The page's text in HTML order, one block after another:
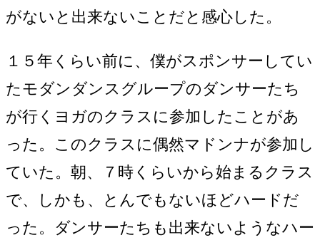
がないと出来ないことだと感心した。
１５年くらい前に、僕がスポンサーしてい
たモダンダンスグループのダンサーたち
が行くヨガのクラスに参加したことがあ
った。このクラスに偶然マドンナが参加し
ていた。朝、７時くらいから始まるクラス
で、しかも、とんでもないほどハードだ
った。ダンサーたちも出来ないようなハー